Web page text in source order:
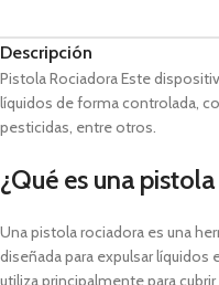
Descripción
Pistola Rociadora Este
líquidos de forma controlada,
pesticidas, entre otros.
¿Qué es una
Una pistola rociadora es una
diseñada para expulsar
utiliza principalmente para